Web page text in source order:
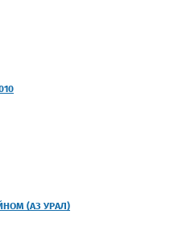
(АЗ УРАЛ)